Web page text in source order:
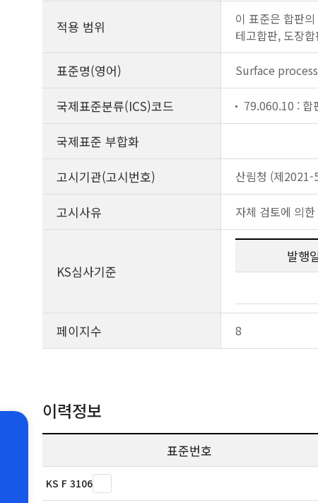
적용 범위
이 표준은 합판
테고합판, 도장
표준명(영어) Surface
국제표준분류(ICS)코드 79.060.10 : 합
국제표준 부합화
고시기관(고시번호)
산림청 (제2021-
고시사유 자체 검토에 의한
KS심사기준
발행
페이지수 8
이력정보
표준번호
KS F 3106